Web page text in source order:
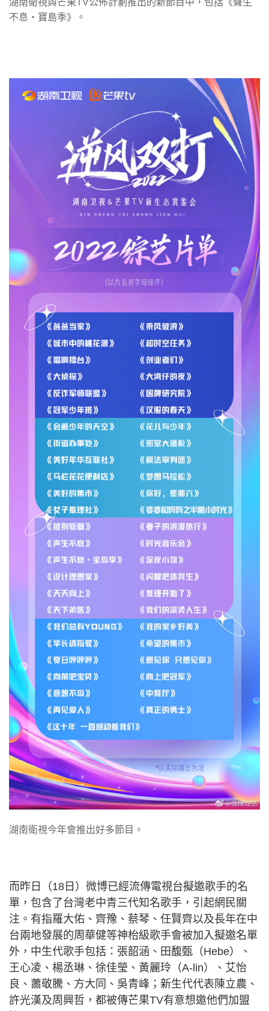
不息‧寶島季》。
湖南衛視今年會推出好多節目。
而昨日（18日）微博已經流傳電視台擬邀歌手的名
單，包含了台灣老中青三代知名歌手，引起網民關
注。有指羅大佑、齊豫、蔡琴、任賢齊以及長年在中
台兩地發展的周華健等神枱級歌手會被加入擬邀名單
外，中生代歌手包括：張韶涵、田馥甄（Hebe）、
王心凌、楊丞琳、徐佳瑩、黃麗玲（A-lin）、艾怡
良、蕭敬騰、方大同、吳青峰；新生代代表陳立農、
許光漢及周興哲，都被傳芒果TV有意想邀他們加盟